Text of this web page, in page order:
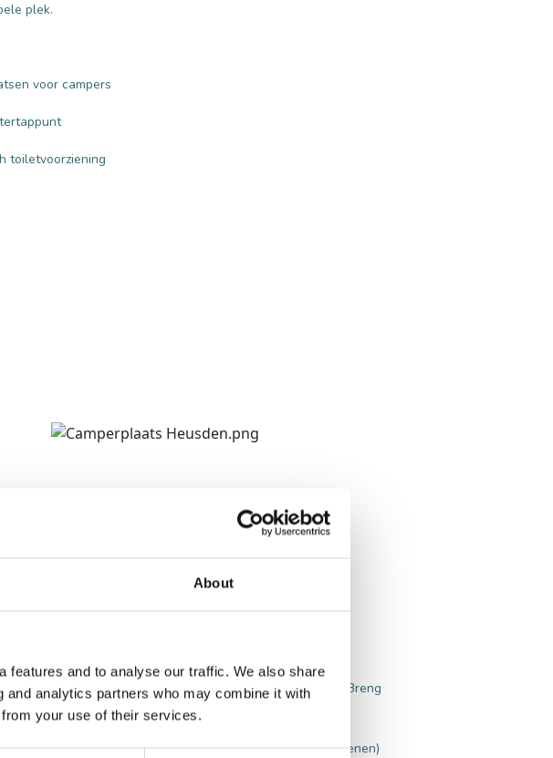
About
features and to analyse our traffic. We also share
analytics partners who may combine it with
your use of their services.
plek.
voor campers
toiletvoorziening
camperplaats Heusden de omgeving verder verkennen? Breng
Nationaal Park De Loonse en Drunense Duinen.
Efteling een waar paradijs. Kinderen (én volwassenen)